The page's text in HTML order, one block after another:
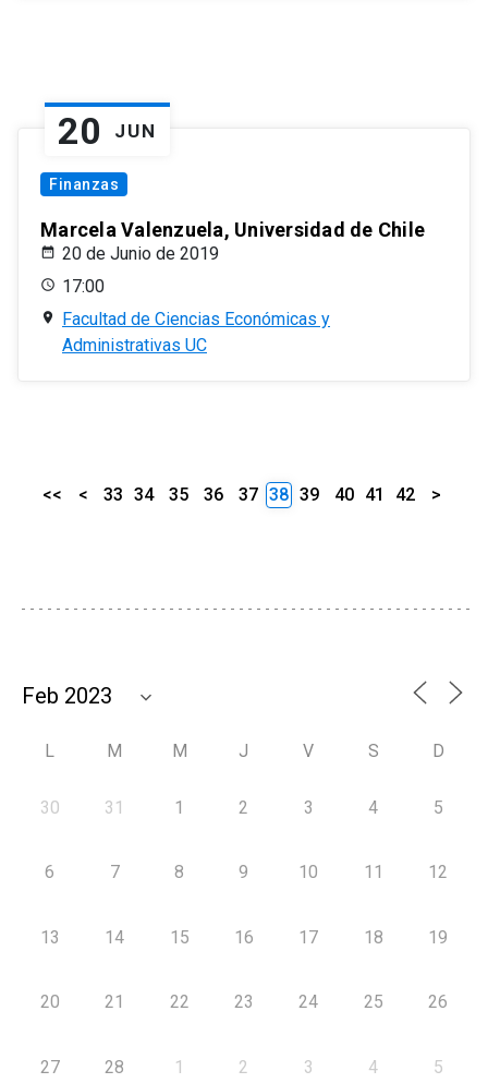
20 JUN
Finanzas
Marcela Valenzuela, Universidad de Chile
20 de Junio de 2019
17:00
Facultad de Ciencias Económicas y
Administrativas UC
<< < 33 34 35 36 37 38 39 40 41 42 >
L M M J V S D
30 31 1 2 3 4 5
6 7 8 9 10 11 12
13 14 15 16 17 18 19
20 21 22 23 24 25 26
27 28 1 2 3 4 5